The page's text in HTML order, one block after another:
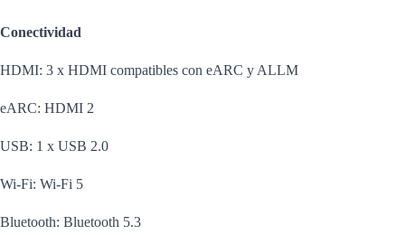
Conectividad
HDMI: 3 x HDMI compatibles con eARC y ALLM
eARC: HDMI 2
USB: 1 x USB 2.0
Wi-Fi: Wi-Fi 5
Bluetooth: Bluetooth 5.3